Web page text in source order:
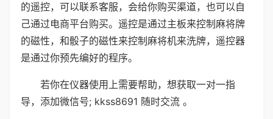
的遥控，可以联系客服，会给你购买渠道，也可以自
己通过电商平台购买。遥控是通过主板来控制麻将牌
的磁性，和骰子的磁性来控制麻将机来洗牌，遥控器
是通过你预先编好的程序。
若你在仪器使用上需要帮助，想获取一对一指
导，添加微信号; kkss8691 随时交流 。